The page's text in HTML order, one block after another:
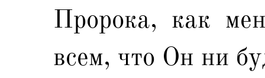
Пророка, как
всем, что Он ни